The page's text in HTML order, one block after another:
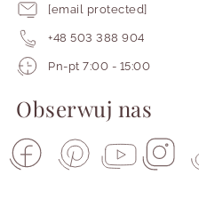
[email protected]
+48 503 388 904
Pracujemy
poniedziałku
do
od
siódmej
Pn-pt 7:00 - 15:00
Obserwuj nas